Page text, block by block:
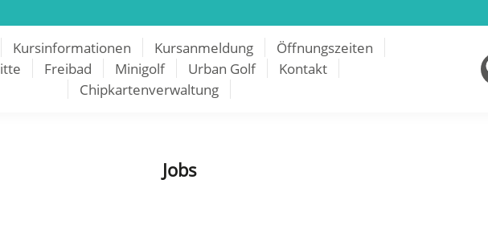
Kursinformationen Kursanmeldung
Öffnungszeiten
Freibad Minigolf Urban Golf
Kontakt
Chipkartenverwaltung
Jobs